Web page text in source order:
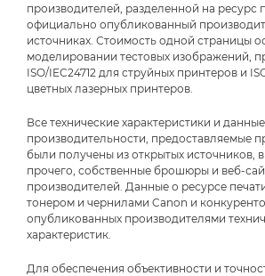
производителей, разделенной на ресурс
официально опубликованный
источниках. Стоимость одной страницы
моделировании тестовых изображений,
ISO/IEC24712 для струйных принтеров и
цветных лазерных принтеров.
Все технические характеристики и
производительности, предоставляемые
были получены из открытых источников,
прочего, собственные брошюры и веб-
производителей. Данные о ресурсе
тонером и чернилами Canon и
опубликованных производителями
характеристик.
Для обеспечения объективности и